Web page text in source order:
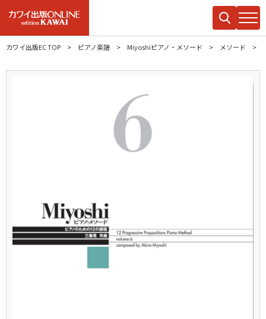
カワイ出版EC TOP ピアノ楽譜 Miyoshiピアノ・メソード メソード